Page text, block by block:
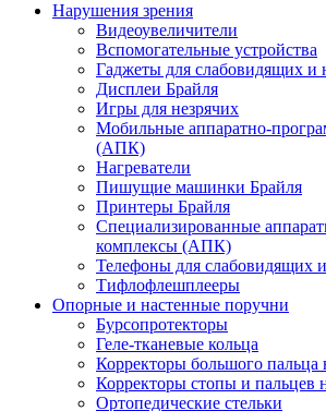
Нарушения зрения
Видеоувеличители
Вспомогательные устройства
Гаджеты для слабовидящих и
Дисплеи Брайля
Игры для незрячих
Мобильные аппаратно-
(АПК)
Нагреватели
Пишущие машинки Брайля
Принтеры Брайля
Специализированные
комплексы (АПК)
Телефоны для слабовидящих
Тифлофлешплееры
Опорные и настенные поручни
Бурсопротекторы
Геле-тканевые кольца
Корректоры большого пальца
Корректоры стопы и пальцев
Ортопедические стельки